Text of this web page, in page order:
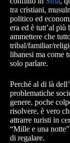
tra cristiani,
politico ed
era ed è tutt’al più
ammettere che
tribal/familiar/
libanesi ma come
solo parlare.
Perché al di là
problematiche
genere, poche
risolvere, è vero
attrarre turisti in
“Mille e una
di regalare.